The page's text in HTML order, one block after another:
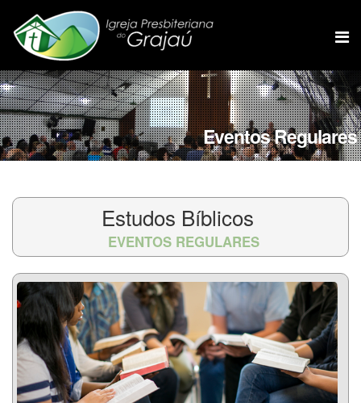
Eventos Regulares
Estudos Bíblicos
EVENTOS REGULARES